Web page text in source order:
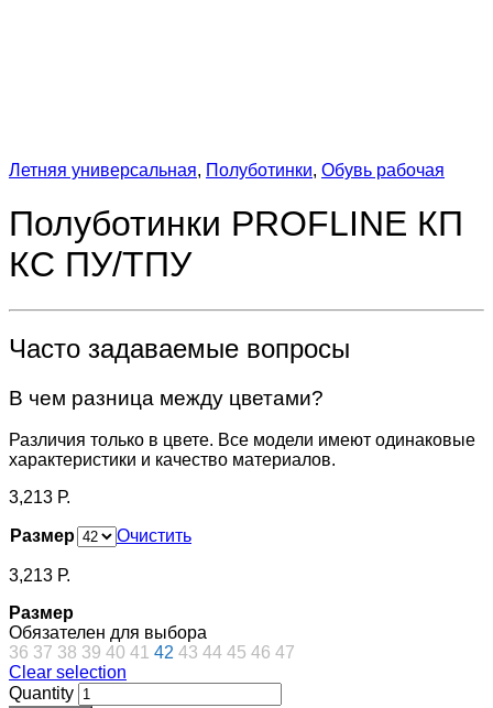
Летняя универсальная, Полуботинки, Обувь рабочая
Полуботинки PROFLINE КП
КС ПУ/ТПУ
Часто задаваемые вопросы
В чем разница между цветами?
Различия только в цвете. Все модели имеют одинаковые
характеристики и качество материалов.
3,213 Р.
Размер Очистить
3,213 Р.
Размер
Обязателен для выбора
36 37 38 39 40 41 42 43 44 45 46 47
Clear selection
Quantity